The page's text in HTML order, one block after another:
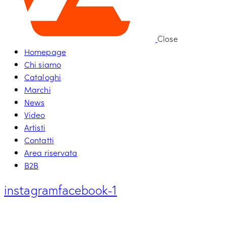
Close
Homepage
Chi siamo
Cataloghi
Marchi
News
Video
Artisti
Contatti
Area riservata
B2B
instagramfacebook-1